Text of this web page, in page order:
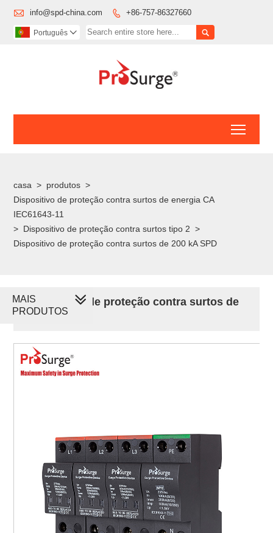
 info@spd-china.com  +86-757-86327660

Português 
casa > produtos >
Dispositivo de proteção contra surtos de energia CA
IEC61643-11
> Dispositivo de proteção contra surtos tipo 2 >
Dispositivo de proteção contra surtos de 200 kA SPD
Dispositivo de proteção contra surtos de
200 kA SPD
MAIS
PRODUTOS